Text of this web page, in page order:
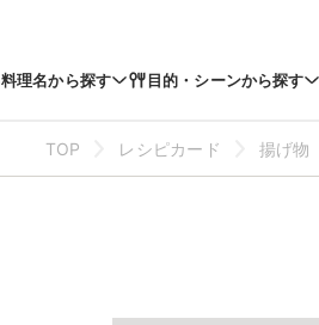
料理名から探す 目的・シーンから探す
TOP レシピカード 揚げ物